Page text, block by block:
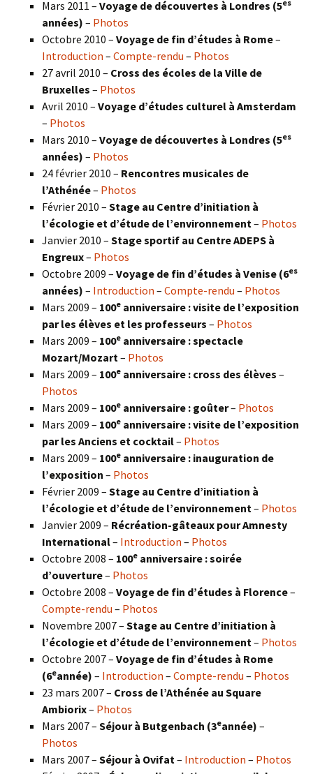
Mars 2011 – Voyage de découvertes à Londres (5es
années) – Photos
Octobre 2010 – Voyage de fin d’études à Rome–
Introduction – Compte-rendu – Photos
27 avril 2010 – Cross des écoles de la Ville de
Bruxelles – Photos
Avril 2010 – Voyage d’études culturel à Amsterdam
– Photos
Mars 2010 – Voyage de découvertes à Londres (5es
années) – Photos
24 février 2010 – Rencontres musicales de
l’Athénée– Photos
Février 2010 – Stage au Centre d’initiation à
l’écologie et d’étude de l’environnement – Photos
Janvier 2010 – Stage sportif au Centre ADEPS à
Engreux– Photos
Octobre 2009 – Voyage de fin d’études à Venise (6es
années) – Introduction – Compte-rendu – Photos
Mars 2009 – 100e anniversaire : visite de l’exposition
par les élèves et les professeurs – Photos
Mars 2009 – 100e anniversaire : spectacle
Mozart/Mozart – Photos
Mars 2009 – 100e anniversaire : cross des élèves –
Photos
Mars 2009 – 100e anniversaire : goûter– Photos
Mars 2009 – 100e anniversaire : visite de l’exposition
par les Anciens et cocktail– Photos
Mars 2009 – 100e anniversaire : inauguration de
l’exposition – Photos
Février 2009 – Stage au Centre d’initiation à
l’écologie et d’étude de l’environnement – Photos
Janvier 2009 – Récréation-gâteaux pour Amnesty
International– Introduction – Photos
Octobre 2008 – 100e anniversaire : soirée
d’ouverture– Photos
Octobre 2008 – Voyage de fin d’études à Florence–
Compte-rendu – Photos
Novembre 2007 – Stage au Centre d’initiation à
l’écologie et d’étude de l’environnement – Photos
Octobre 2007 – Voyage de fin d’études à Rome
(6eannée) – Introduction – Compte-rendu – Photos
23 mars 2007 – Cross de l’Athénée au Square
Ambiorix– Photos
Mars 2007 – Séjour à Butgenbach (3eannée) –
Photos
Mars 2007 – Séjour à Ovifat – Introduction – Photos